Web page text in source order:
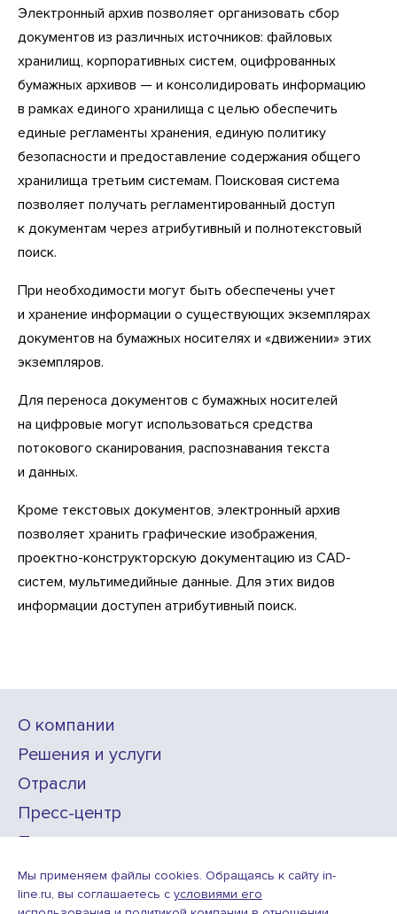
Электронный архив позволяет организовать сбор
документов из различных источников: файловых
хранилищ, корпоративных систем, оцифрованных
бумажных архивов — и консолидировать информацию
в рамках единого хранилища с целью обеспечить
единые регламенты хранения, единую политику
безопасности и предоставление содержания общего
хранилища третьим системам. Поисковая система
позволяет получать регламентированный доступ
к документам через атрибутивный и полнотекстовый
поиск.
При необходимости могут быть обеспечены учет
и хранение информации о существующих экземплярах
документов на бумажных носителях и «движении» этих
экземпляров.
Для переноса документов с бумажных носителей
на цифровые могут использоваться средства
потокового сканирования, распознавания текста
и данных.
Кроме текстовых документов, электронный архив
позволяет хранить графические изображения,
проектно-конструкторскую документацию из CAD-
систем, мультимедийные данные. Для этих видов
информации доступен атрибутивный поиск.
О компании
Решения и услуги
Отрасли
Пресс-центр
Проекты
Карьера
Мы применяем файлы cookies. Обращаясь к сайту in-
line.ru, вы соглашаетесь с условиями его